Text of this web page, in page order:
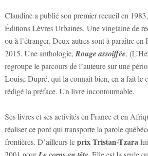
Claudine a publié son premier recueil en 1983,
Éditions Lèvres Urbaines. Une vingtaine de
ou à l’étranger. Deux autres sont à paraître en
2015. Une anthologie, Rouge assoiffée,
regroupe le parcours de l’auteure sur une
Louise Dupré, qui la connait bien, en a fait le
rédigé la préface. Un livre incontournable.
Ses livres et ses activités en France et en
réaliser ce pont qui transporte la parole
frontières. D’ailleurs leprix Tristan-Tzara